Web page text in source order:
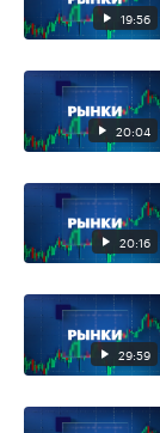
19:56
20:04
20:16
29:59